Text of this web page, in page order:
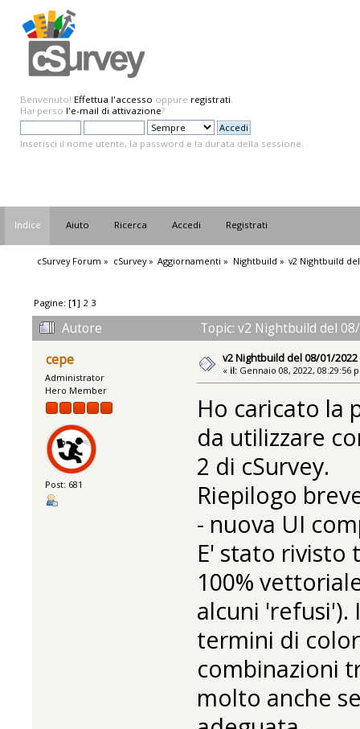
Benvenuto! Effettua l'accesso oppure registrati.
Hai perso l'e-mail di attivazione?
Inserisci il nome utente, la password e la durata della sessione.
Indice Aiuto Ricerca Accedi Registrati
cSurvey Forum » cSurvey» Aggiornamenti » Nightbuild » v2 Nightbuild
Pagine: [1] 2 3
Autore
Topic: v2 Nightbuild del
cepe
Administrator
Hero Member
Post: 681
v2 Nightbuild del 08/01/2022
« il: Gennaio 08, 2022, 08:29:56
Ho caricato la
da utilizzare
2 di cSurvey.
Riepilogo
- nuova UI
E' stato rivisto
100%
alcuni 'refusi').
termini di
combinazioni
molto anche